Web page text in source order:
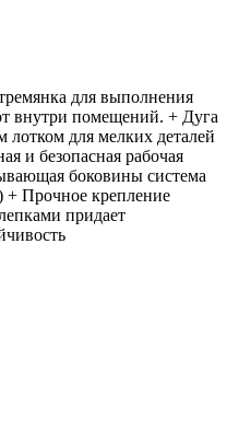
для выполнения
внутри помещений. + Дуга
лотком для мелких деталей
и безопасная рабочая
боковины система
+ Прочное крепление
придает